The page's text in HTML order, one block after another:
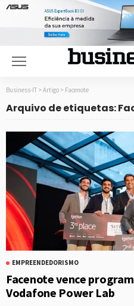
Business-IT > Artigo > Facenote
Arquivo de etiquetas:
EMPREENDEDORISMO
Facenote vence
Vodafone Power Lab